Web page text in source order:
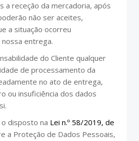
a receção da mercadoria, após
não ser aceites,
a situação ocorreu
entrega.
do Cliente qualquer
de processamento da
no ato de entrega,
ou insuficiência dos dados
disposto na Lei n.º 58/2019, de
a Proteção de Dados Pessoais,